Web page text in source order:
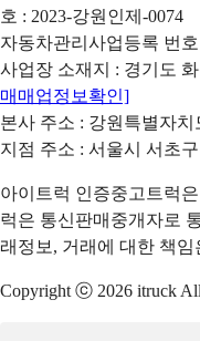
호 : 2023-강원인제-0074
자동차관리사업등록 번호
사업장 소재지 : 경기도
매매업정보확인]
본사 주소 : 강원특별자치
지점 주소 : 서울시 서초
아이트럭 인증중고트럭
럭은 통신판매중개자로
래정보, 거래에 대한 책
Copyright ⓒ 2026 itruck All